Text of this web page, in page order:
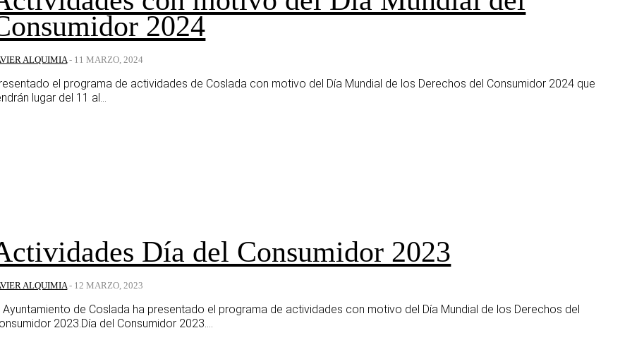
2024
ALQUIMIA - 11 MARZO, 2024
el programa de actividades de Coslada con motivo del Día Mundial de los Derechos del Consumidor 2024 que
lugar del 11 al...
Día del Consumidor 2023
ALQUIMIA- 12 MARZO, 2023
Ayuntamiento de Coslada ha presentado el programa de actividades con motivo del Día Mundial de los Derechos del
2023.Día del Consumidor 2023....